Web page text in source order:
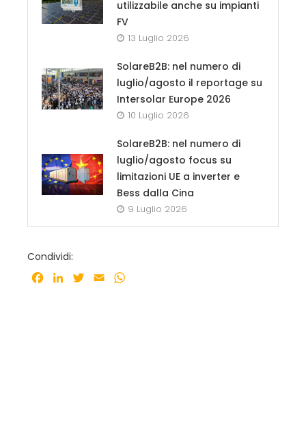
utilizzabile anche su impianti
FV
13 Luglio 2026
SolareB2B: nel numero di
luglio/agosto il reportage su
Intersolar Europe 2026
10 Luglio 2026
SolareB2B: nel numero di
luglio/agosto focus su
limitazioni UE a inverter e
Bess dalla Cina
9 Luglio 2026
Condividi:
Facebook
LinkedInTwitter
Email